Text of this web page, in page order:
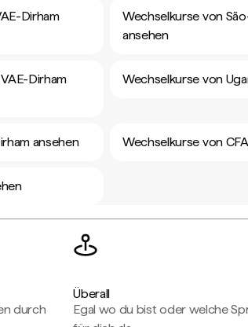
Dirham
Wechselkurse von
ansehen
Dirham
Wechselkurse von
ansehen Wechselkurse von
durch
Überall
Egal wo du bist oder welche